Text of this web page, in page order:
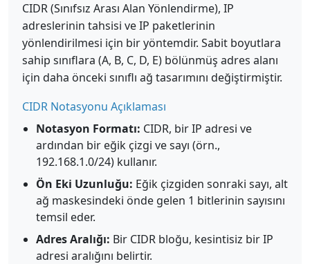
CIDR (Sınıfsız Arası Alan Yönlendirme), IP
adreslerinin tahsisi ve IP paketlerinin
yönlendirilmesi için bir yöntemdir. Sabit boyutlara
sahip sınıflara (A, B, C, D, E) bölünmüş adres alanı
için daha önceki sınıflı ağ tasarımını değiştirmiştir.
CIDR Notasyonu Açıklaması
Notasyon Formatı: CIDR, bir IP adresi ve
ardından bir eğik çizgi ve sayı (örn.,
192.168.1.0/24) kullanır.
Ön Eki Uzunluğu: Eğik çizgiden sonraki sayı, alt
ağ maskesindeki önde gelen 1 bitlerinin sayısını
temsil eder.
Adres Aralığı: Bir CIDR bloğu, kesintisiz bir IP
adresi aralığını belirtir.